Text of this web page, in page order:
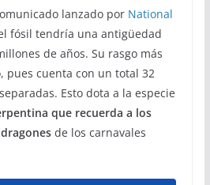
lanzado por National
fósil tendría una antigüedad
de años. Su rasgo más
pues cuenta con un total 32
Esto dota a la especie
que recuerda a los
de los carnavales